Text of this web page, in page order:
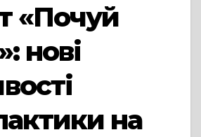
«Почуй
нові
на